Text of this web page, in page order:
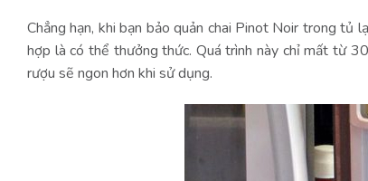
Chẳng hạn, khi bạn bảo quản chai Pinot Noir trong tủ
hợp là có thể thưởng thức. Quá trình này chỉ mất từ
rượu sẽ ngon hơn khi sử dụng.